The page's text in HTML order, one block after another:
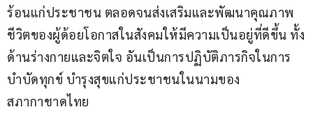
ร้อนแก่ประชาชน ตลอดจนส่งเสริมและพัฒนาคุณภาพ
ชีวิตของผู้ด้อยโอกาสในสังคมให้มีความเป็นอยู่ที่ดีขึ้น ทั้ง
ด้านร่างกายและจิตใจ อันเป็นการปฏิบัติภารกิจในการ
บำบัดทุกข์ บำรุงสุขแก่ประชาชนในนามของ
สภากาชาดไทย